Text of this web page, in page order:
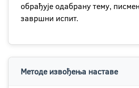
обрађује одабрану тему,
завршни испит.
Методе извођења наставе